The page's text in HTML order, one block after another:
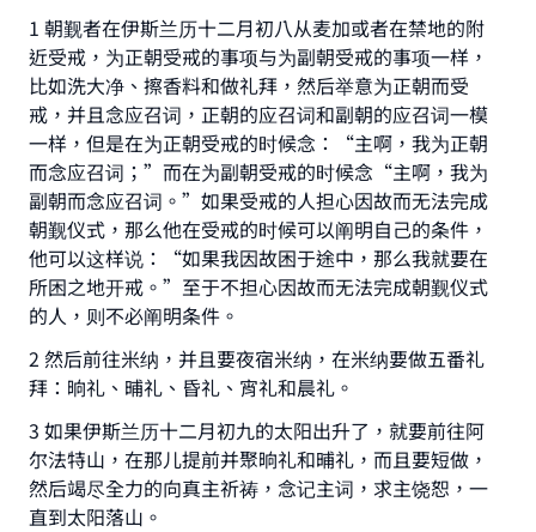
1 朝觐者在伊斯兰历十二月初八从麦加或者在禁地的附
近受戒，为正朝受戒的事项与为副朝受戒的事项一样，
比如洗大净、擦香料和做礼拜，然后举意为正朝而受
戒，并且念应召词，正朝的应召词和副朝的应召词一模
一样，但是在为正朝受戒的时候念：“主啊，我为正朝
而念应召词；”而在为副朝受戒的时候念“主啊，我为
副朝而念应召词。”如果受戒的人担心因故而无法完成
朝觐仪式，那么他在受戒的时候可以阐明自己的条件，
他可以这样说：“如果我因故困于途中，那么我就要在
所困之地开戒。”至于不担心因故而无法完成朝觐仪式
的人，则不必阐明条件。
2 然后前往米纳，并且要夜宿米纳，在米纳要做五番礼
拜：晌礼、晡礼、昏礼、宵礼和晨礼。
3 如果伊斯兰历十二月初九的太阳出升了，就要前往阿
尔法特山，在那儿提前并聚晌礼和晡礼，而且要短做，
然后竭尽全力的向真主祈祷，念记主词，求主饶恕，一
直到太阳落山。